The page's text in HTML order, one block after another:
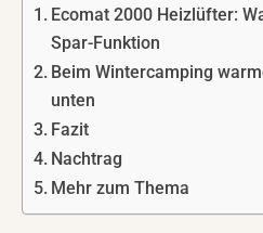
Ecomat 2000 Heizlüfter:
Spar-Funktion
Beim Wintercamping
unten
Fazit
Nachtrag
Mehr zum Thema